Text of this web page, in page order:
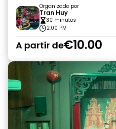
Organizado por
Tran Huy
30 minutos
2:00 PM
A partir de€10.00